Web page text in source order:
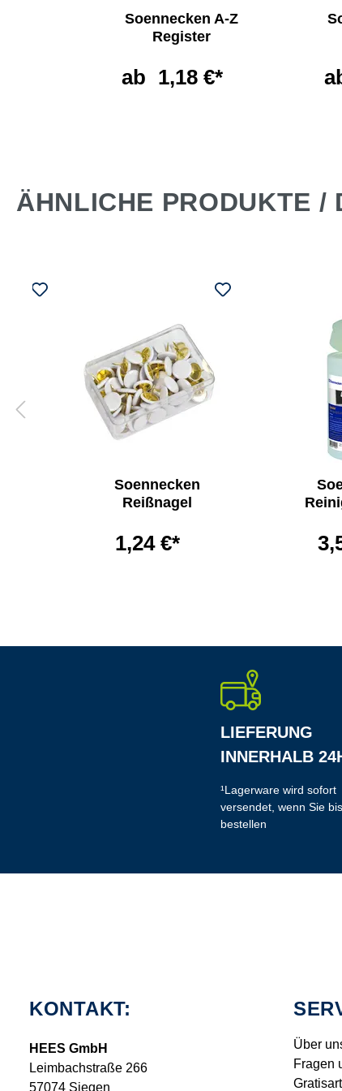
Soennecken A-Z
Register
ab 1,18 €*
ÄHNLICHE PRODUKTE /
Soennecken
Reißnagel
1,24 €*
LIEFERUNG
INNERHALB
¹Lagerware wird sofort
versendet, wenn Sie
bestellen
KONTAKT:
HEES GmbH
Leimbachstraße 266
57074 Siegen
Über
Fragen